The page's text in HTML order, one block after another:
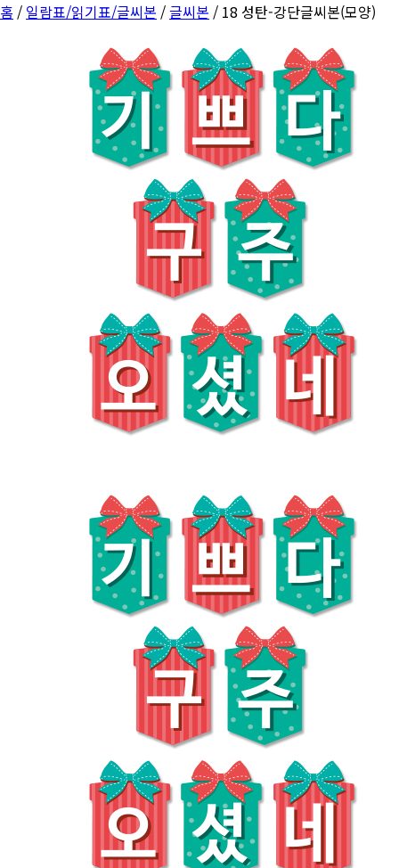
홈 / 일람표/읽기표/글씨본 /글씨본 / 18 성탄-강단글씨본(모양)